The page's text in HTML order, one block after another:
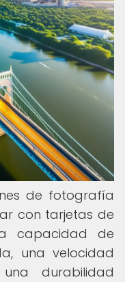
de fotografía
con tarjetas de
capacidad de
una velocidad
durabilidad